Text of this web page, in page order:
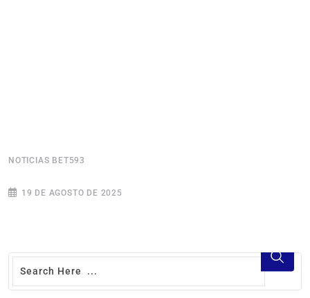
NOTICIAS BET593
19 DE AGOSTO DE 2025